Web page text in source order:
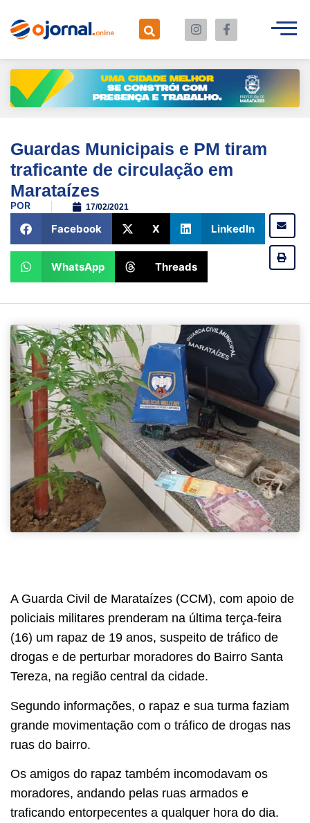
Guardas Municipais e PM tiram
traficante de circulação em
Marataízes
POR 17/02/2021
Facebook X LinkedIn
WhatsApp Threads
A Guarda Civil de Marataízes (CCM), com apoio de
policiais militares prenderam na última terça-feira
(16) um rapaz de 19 anos, suspeito de tráfico de
drogas e de perturbar moradores do Bairro Santa
Tereza, na região central da cidade.
Segundo informações, o rapaz e sua turma faziam
grande movimentação com o tráfico de drogas nas
ruas do bairro.
Os amigos do rapaz também incomodavam os
moradores, andando pelas ruas armados e
traficando entorpecentes a qualquer hora do dia.